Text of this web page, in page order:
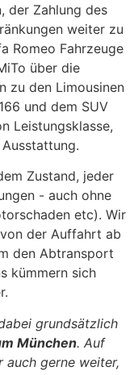
der Zahlung des
weiter zu
Romeo Fahrzeuge
über die
zu den Limousinen
und dem SUV
Leistungsklasse,
Zustand, jeder
- auch ohne
etc). Wir
der Auffahrt ab
den Abtransport
kümmern sich
grundsätzlich
München. Auf
auch gerne weiter,